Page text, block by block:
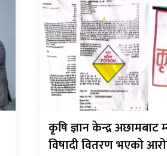
कृषि ज्ञान केन्द्र
विषादी वितरण भएको